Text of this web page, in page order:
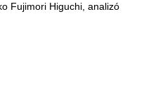
Fujimori Higuchi, analizó